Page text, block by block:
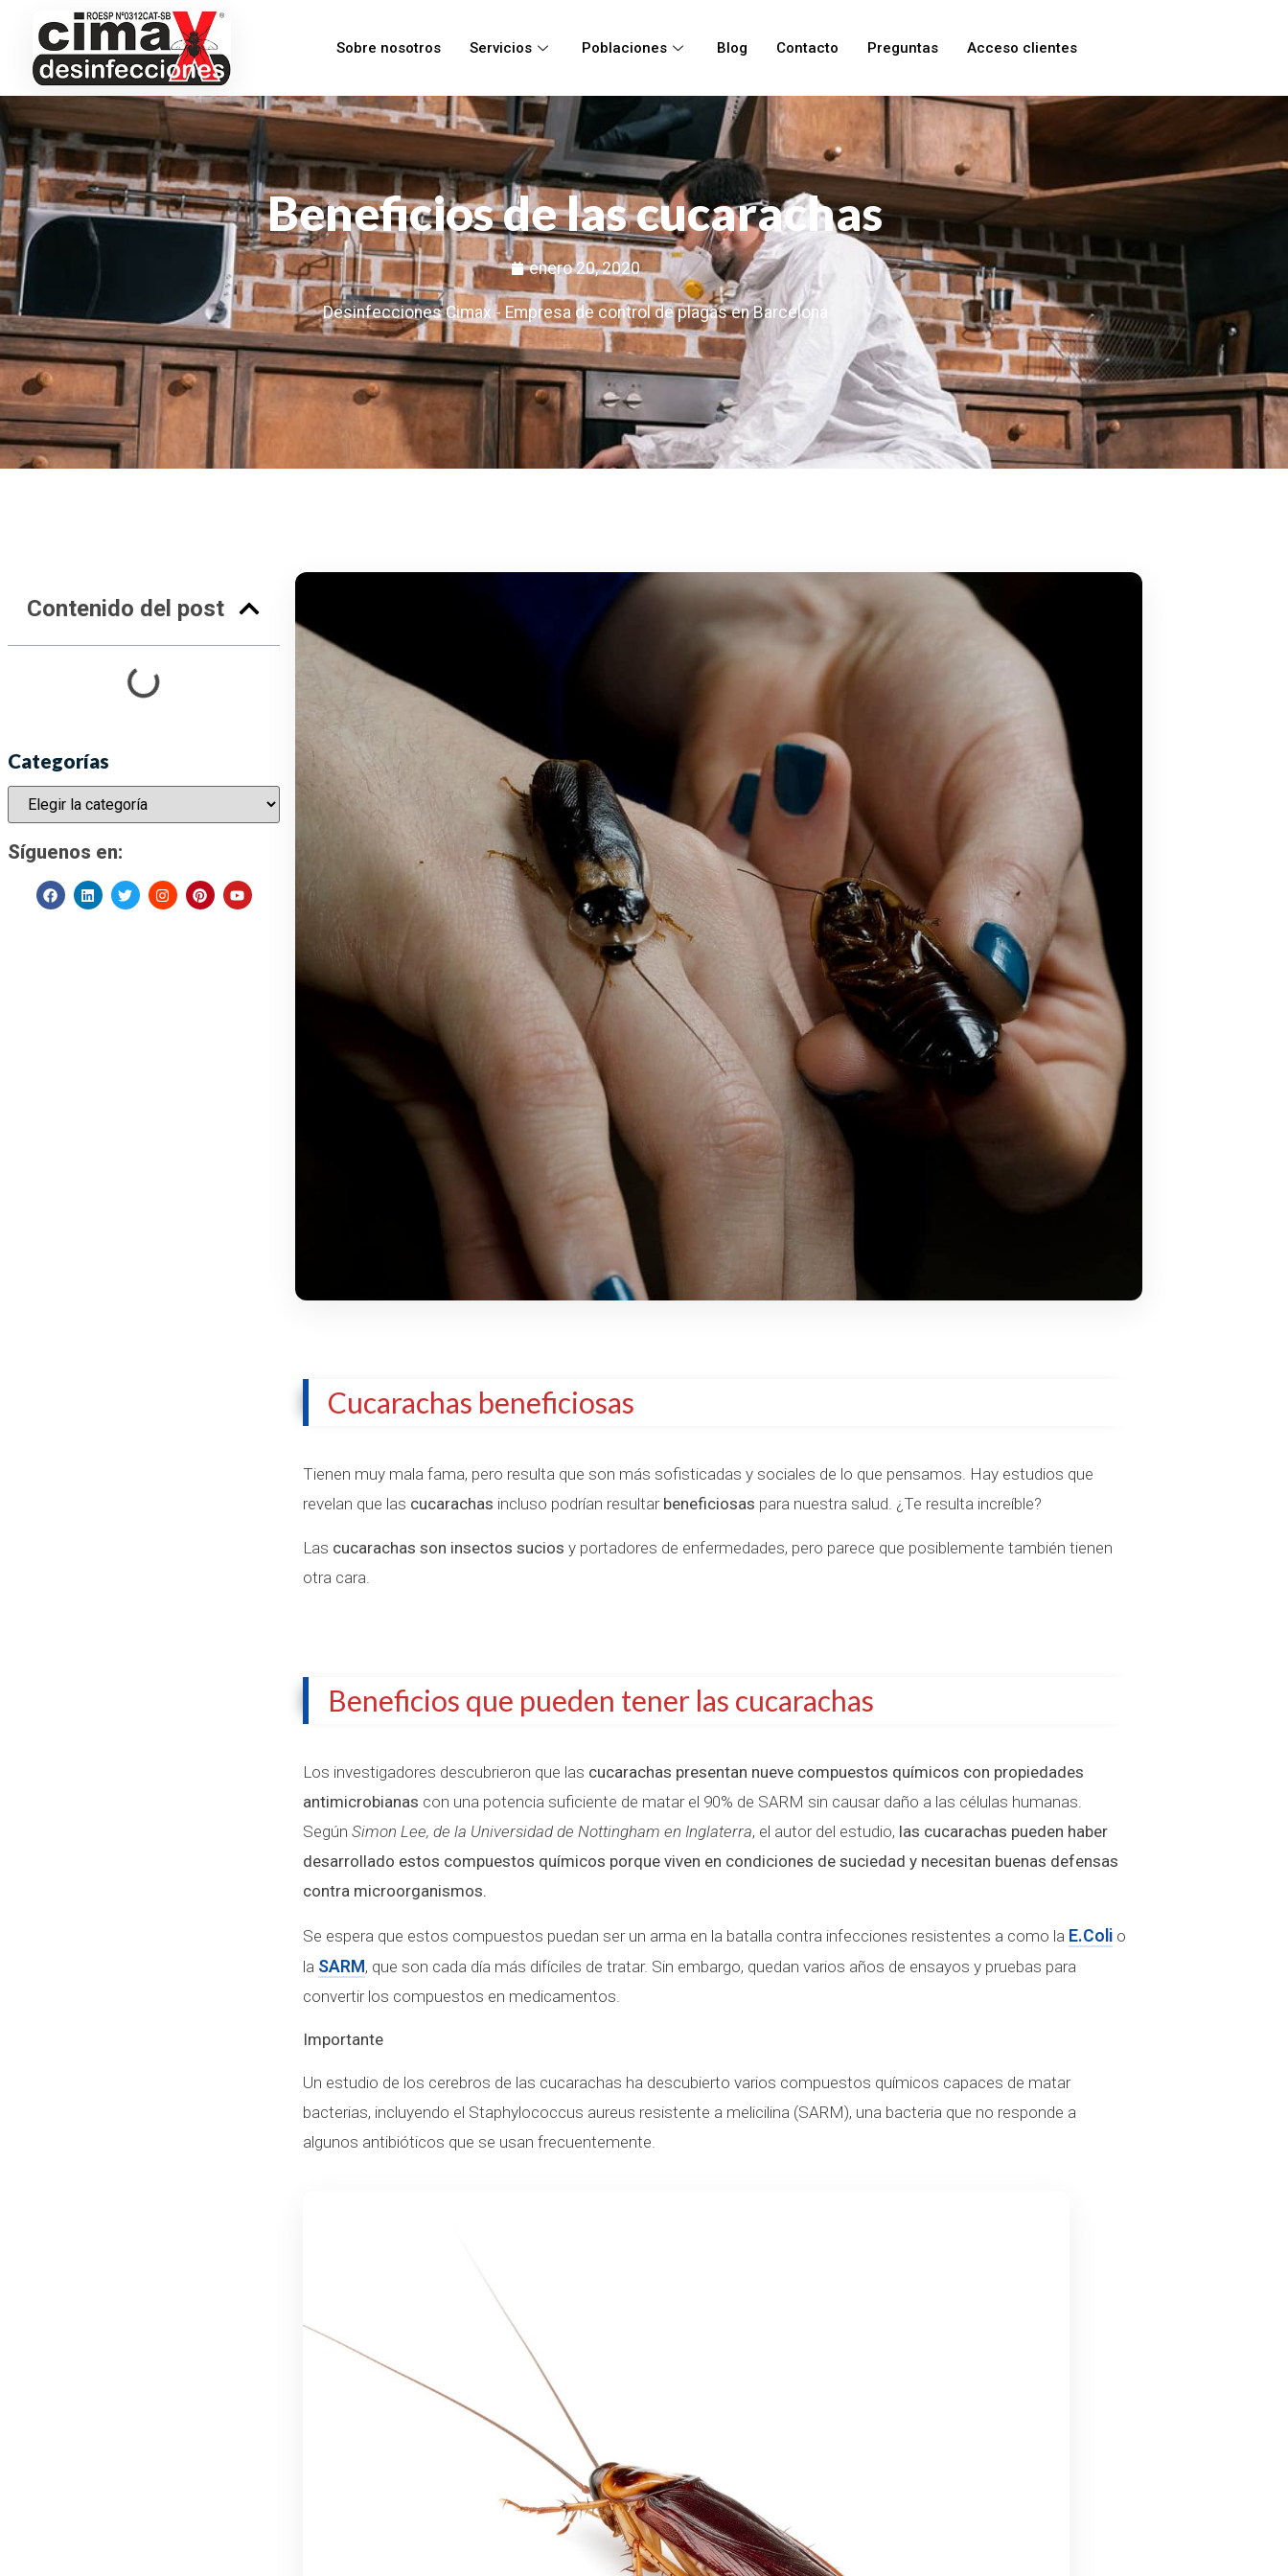
Sobre nosotros Servicios Poblaciones Blog Contacto Preguntas Acceso clientes
Beneficios de las cucarachas
enero 20, 2020
Desinfecciones Cimax - Empresa de control de plagas en Barcelona
Contenido del post
Categorías
Síguenos en:
Cucarachas beneficiosas
Tienen muy mala fama, pero resulta que son más sofisticadas y sociales de lo que pensamos. Hay estudios que
revelan que las cucarachas incluso podrían resultar beneficiosas para nuestra salud. ¿Te resulta increíble?
Las cucarachas son insectos sucios y portadores de enfermedades, pero parece que posiblemente también tienen
otra cara.
Beneficios que pueden tener las cucarachas
Los investigadores descubrieron que las cucarachas presentan nueve compuestos químicos con propiedades
antimicrobianas con una potencia suficiente de matar el 90% de SARM sin causar daño a las células humanas.
Según Simon Lee, de la Universidad de Nottingham en Inglaterra, el autor del estudio, las cucarachas pueden haber
desarrollado estos compuestos químicos porque viven en condiciones de suciedad y necesitan buenas defensas
contra microorganismos.
Se espera que estos compuestos puedan ser un arma en la batalla contra infecciones resistentes a como la E.Coli o
la SARM, que son cada día más difíciles de tratar. Sin embargo, quedan varios años de ensayos y pruebas para
convertir los compuestos en medicamentos.
Importante
Un estudio de los cerebros de las cucarachas ha descubierto varios compuestos químicos capaces de matar
bacterias, incluyendo el Staphylococcus aureus resistente a melicilina (SARM), una bacteria que no responde a
algunos antibióticos que se usan frecuentemente.